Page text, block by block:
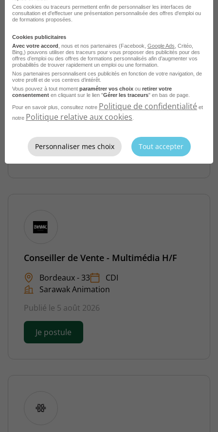
Conseiller de Vente - Multimédia H/F
Bordeaux - 33
CDI
Sarawak Animation
Je postule
Conseiller de Vente - Multimédia H/F
Bordeaux - 33
CDI
Sarawak Animation
Publié le 5 août 2026
Je postule
Ces cookies ou traceurs permettent enfin de personnaliser les interfaces de
consultation et d'effectuer une présentation personnalisée des offres d'emploi ou
de formations proposées.
Cookies publicitaires
Avec votre accord , nous et nos partenaires (Facebook, Google Ads , Critéo,
Bing,) pouvons utiliser des traceurs pour vous proposer des publicités pour des
offres d’emploi ou des offres de formations personnalisés afin d’augmenter vos
probabilités de trouver rapidement un emploi ou une formation.
Nos partenaires personnalisent ces publicités en fonction de votre navigation, de
votre profil et de vos centres d’intérêt.
Vous pouvez à tout moment paramétrer vos choix ou retirer votre
consentement en cliquant sur le lien "Gérer les traceurs" en bas de page.
Pour en savoir plus, consultez notre Politique de confidentialité et
notre Politique relative aux cookies
Personnaliser mes choix Tout accepter